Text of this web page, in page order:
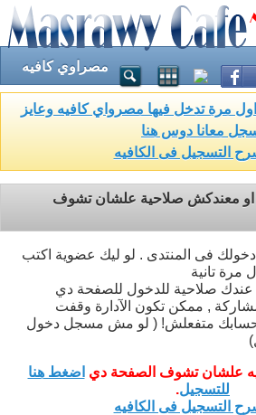
مصراوي كافيه
مرة تدخل فيها مصرواي كافيه وعايز
معانا دوس هنا
التسجيل فى الكافيه
معندكش صلاحية علشان تشوف
فى المنتدى . لو ليك عضوية اكتب
مرة تانية
صلاحية للدخول للصفحة دي
, ممكن تكون الآدارة وقفت
حسابك متفعلش! ( لو مش مسجل دخول
علشان تشوف الصفحة دي اضغط هنا
للتسجيل.
التسجيل فى الكافيه